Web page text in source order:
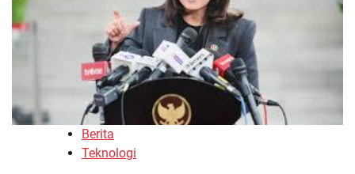
Berita
Teknologi